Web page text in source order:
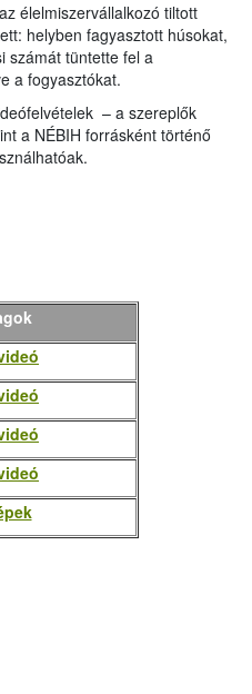
élelmiszervállalkozó tiltott
helyben fagyasztott húsokat,
számát tüntette fel a
a fogyasztókat.
– a szereplők
a NÉBIH forrásként történő